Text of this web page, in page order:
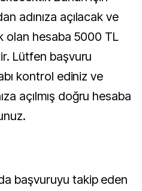
adınıza açılacak ve
olan hesaba 5000 TL
Lütfen başvuru
kontrol ediniz ve
açılmış doğru hesaba
başvuruyu takip eden